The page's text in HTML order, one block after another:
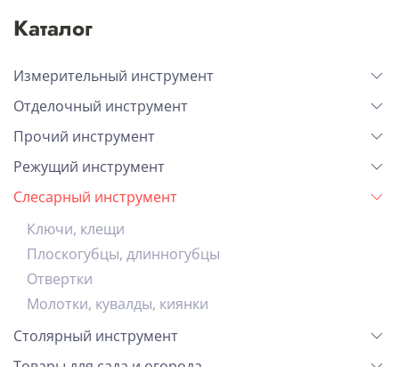
Каталог
Измерительный инструмент
Отделочный инструмент
Прочий инструмент
Режущий инструмент
Слесарный инструмент
Ключи, клещи
Плоскогубцы, длинногубцы
Отвертки
Молотки, кувалды, киянки
Столярный инструмент